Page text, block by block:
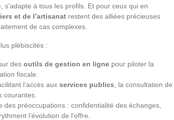
s’adapte à tous les profils. Et pour ceux qui en
et de l’artisanat restent des alliées précieuses
de cas complexes.
plébiscités :
des outils de gestion en ligne pour piloter la
fiscale.
l’accès aux services publics , la consultation de
courantes.
des préoccupations : confidentialité des échanges,
l’évolution de l’offre.